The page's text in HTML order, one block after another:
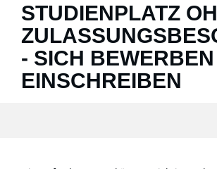
STUDIENPLATZ
- SICH
EINSCHREIBEN